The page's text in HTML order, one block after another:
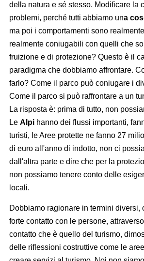
della natura e sé stesso. Modificare la
problemi, perché tutti abbiamo una
ma poi i comportamenti sono
realmente coniugabili con quelli che
fruizione e di protezione? Questo è il
paradigma che dobbiamo affrontare.
farlo? Come il parco può coniugare i
Come il parco si può raffrontare a un
La risposta è: prima di tutto, non
Le Alpi hanno dei flussi importanti,
turisti, le Aree protette ne fanno 27
di euro all'anno di indotto, non ci
dall'altra parte e dire che per la
non possiamo tenere conto delle
locali.
Dobbiamo ragionare in termini diversi,
forte contatto con le persone,
contatto che è quello del turismo,
delle riflessioni costruttive come le